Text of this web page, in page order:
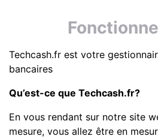
Techcash.fr est votre
bancaires
Qu’est-ce que Techcash.fr?
En vous rendant sur notre site
mesure, vous allez être en